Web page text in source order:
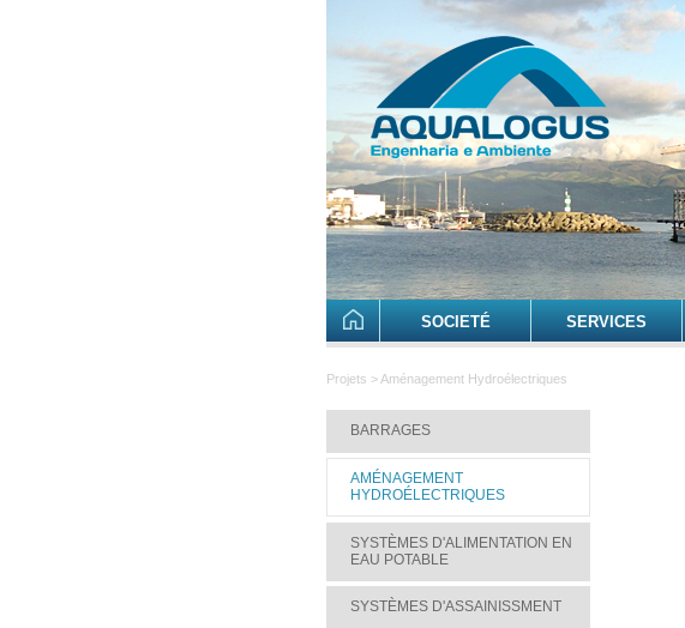
SOCIETÉ SERVICES
Projets > Aménagement Hydroélectriques
BARRAGES
AMÉNAGEMENT
HYDROÉLECTRIQUES
SYSTÈMES D'ALIMENTATION EN
EAU POTABLE
SYSTÈMES D'ASSAINISSMENT